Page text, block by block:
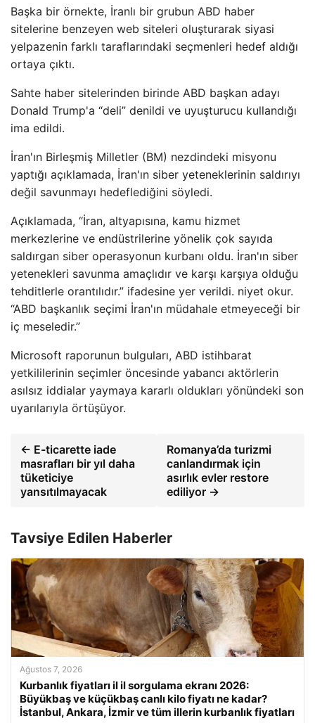
Başka bir örnekte, İranlı bir grubun ABD haber
sitelerine benzeyen web siteleri oluşturarak siyasi
yelpazenin farklı taraflarındaki seçmenleri hedef aldığı
ortaya çıktı.
Sahte haber sitelerinden birinde ABD başkan adayı
Donald Trump'a “deli” denildi ve uyuşturucu kullandığı
ima edildi.
İran'ın Birleşmiş Milletler (BM) nezdindeki misyonu
yaptığı açıklamada, İran'ın siber yeteneklerinin saldırıyı
değil savunmayı hedeflediğini söyledi.
Açıklamada, “İran, altyapısına, kamu hizmet
merkezlerine ve endüstrilerine yönelik çok sayıda
saldırgan siber operasyonun kurbanı oldu. İran'ın siber
yetenekleri savunma amaçlıdır ve karşı karşıya olduğu
tehditlerle orantılıdır.” ifadesine yer verildi. niyet okur.
“ABD başkanlık seçimi İran'ın müdahale etmeyeceği bir
iç meseledir.”
Microsoft raporunun bulguları, ABD istihbarat
yetkililerinin seçimler öncesinde yabancı aktörlerin
asılsız iddialar yaymaya kararlı oldukları yönündeki son
uyarılarıyla örtüşüyor.
← E-ticarette iade
masrafları bir yıl daha
tüketiciye
yansıtılmayacak
Romanya’da turizmi
canlandırmak için
asırlık evler restore
ediliyor →
Tavsiye Edilen Haberler
Ağustos 7, 2026
Kurbanlık fiyatları il il sorgulama ekranı 2026:
Büyükbaş ve küçükbaş canlı kilo fiyatı ne kadar?
İstanbul, Ankara, İzmir ve tüm illerin kurbanlık fiyatları